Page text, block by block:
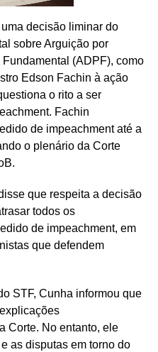
decisão liminar do
sobre Arguição por
(ADPF), como
Edson Fachin à ação
o rito a ser
Fachin
de impeachment até a
o plenário da Corte
que respeita a decisão
todos os
de impeachment, em
que defendem
STF, Cunha informou que
Corte. No entanto, ele
as disputas em torno do